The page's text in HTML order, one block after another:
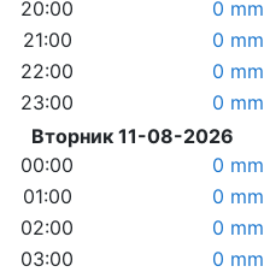
20:00
0 mm
21:00
0 mm
22:00
0 mm
23:00
0 mm
Вторник 11-08-2026
00:00
0 mm
01:00
0 mm
02:00
0 mm
03:00
0 mm